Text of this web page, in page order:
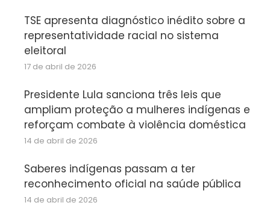
TSE apresenta diagnóstico inédito sobre a
representatividade racial no sistema
eleitoral
17 de abril de 2026
Presidente Lula sanciona três leis que
ampliam proteção a mulheres indígenas e
reforçam combate à violência doméstica
14 de abril de 2026
Saberes indígenas passam a ter
reconhecimento oficial na saúde pública
14 de abril de 2026